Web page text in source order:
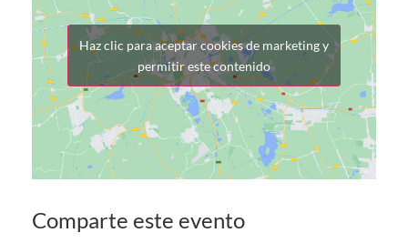
Haz clic para aceptar cookies de marketing y
permitir este contenido
Comparte este evento